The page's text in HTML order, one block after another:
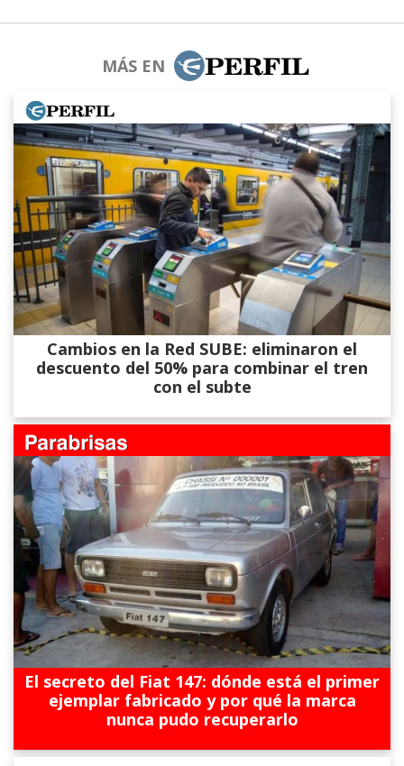
MÁS EN
Cambios en la Red SUBE: eliminaron el
descuento del 50% para combinar el tren
con el subte
El secreto del Fiat 147: dónde está el primer
ejemplar fabricado y por qué la marca
nunca pudo recuperarlo